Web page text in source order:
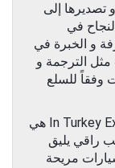
تصديرها إلى
في
و الخبرة في
مثل الترجمة و
وفقاً للسلع
إن من أحد أهم الخدمات المقدمة في In Turkey Export هي
راقي يليق
مريحة